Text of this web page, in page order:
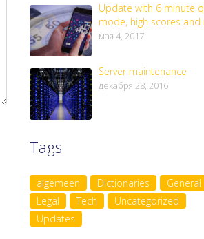
Update with 6 minute
mode, high scores and
мая 4, 2017
Server maintenance
декабря 28, 2016
Tags
algemeen Dictionaries
General
Legal
Tech
Uncategorized
Updates